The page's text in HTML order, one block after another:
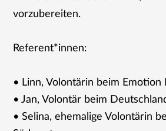
vorzubereiten.
Referent*innen:
• Linn, Volontärin beim Emotion
• Jan, Volontär beim
• Selina, ehemalige Volontärin